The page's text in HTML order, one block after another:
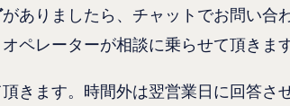
がありましたら、チャットでお問い合
ペレーターが相談に乗らせて頂きま
きます。時間外は翌営業日に回答さ